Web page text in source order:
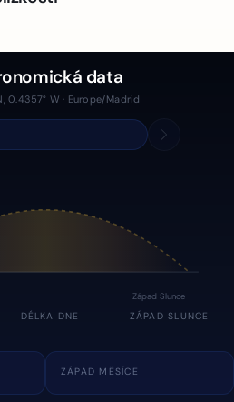
data
0.4357° W · Europe/Madrid
Západ Slunce
DÉLKA DNE ZÁPAD SLUNCE
ZÁPAD MĚSÍCE